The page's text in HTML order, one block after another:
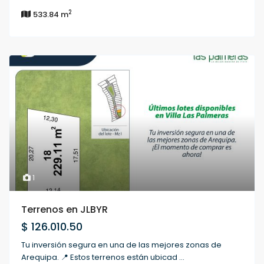
533.84 m2
1
Terrenos en JLBYR
$ 126.010.50
Tu inversión segura en una de las mejores zonas de
Arequipa. 📍 Estos terrenos están ubicad ...